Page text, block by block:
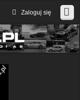
Zaloguj się